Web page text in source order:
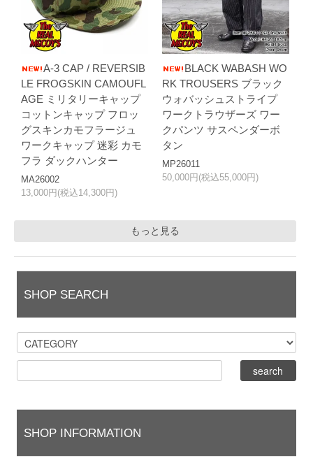
A-3 CAP / REVERSIB
LE FROGSKIN CAMOUFL
AGE ミリタリーキャップ
コットンキャップ フロッ
グスキンカモフラージュ
ワークキャップ 迷彩 カモ
フラ ダックハンター
MA26002
13,000円(税込14,300円)
BLACK WABASH WO
RK TROUSERS ブラック
ウォバッシュストライプ
ワークトラウザーズ ワー
クパンツ サスペンダーボ
タン
MP26011
50,000円(税込55,000円)
もっと見る
SHOP SEARCH
SHOP INFORMATION